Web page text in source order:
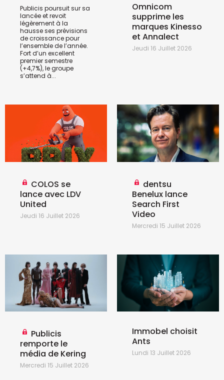
Publicis poursuit sur sa
lancée et revoit
légèrement à la
hausse ses prévisions
de croissance pour
l’ensemble de l’année.
Fort d’un excellent
premier semestre
(+4,7%), le groupe
s’attend à...
Omnicom
supprime les
marques Kinesso
et Annalect
Jeudi 16 Juillet 2026
COLOS se
lance avec LDV
United
Jeudi 16 Juillet 2026
dentsu
Benelux lance
Search First
Video
Mercredi 15 Juillet 2026
Publicis
remporte le
média de Kering
Mercredi 15 Juillet 2026
Immobel choisit
Ants
Lundi 13 Juillet 2026